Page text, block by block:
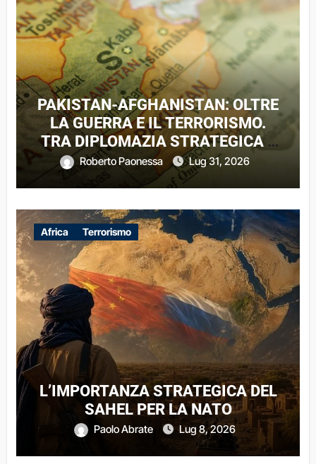
PAKISTAN-AFGHANISTAN: OLTRE
LA GUERRA E IL TERRORISMO.
TRA DIPLOMAZIA STRATEGICA E
DINAMICHE DI UN CONFLITTO
REGIONALE
Roberto Paonessa Lug 31, 2026
Africa Terrorismo
L’IMPORTANZA STRATEGICA DEL
SAHEL PER LA NATO
Paolo Abrate Lug 8, 2026